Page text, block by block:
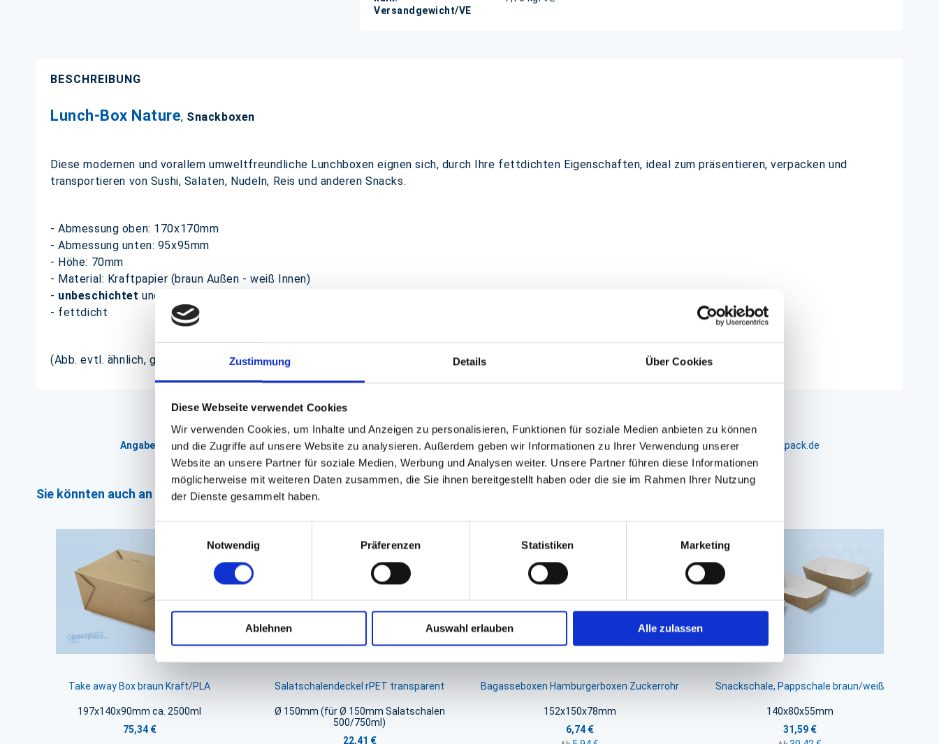
Zustimmung Details Über Cookies
Diese Webseite verwendet Cookies
Wir verwenden Cookies, um Inhalte und Anzeigen zu personalisieren, Funktionen für soziale Medien anbieten zu können
und die Zugriffe auf unsere Website zu analysieren. Außerdem geben wir Informationen zu Ihrer Verwendung unserer
Website an unsere Partner für soziale Medien, Werbung und Analysen weiter. Unsere Partner führen diese Informationen
möglicherweise mit weiteren Daten zusammen, die Sie ihnen bereitgestellt haben oder die sie im Rahmen Ihrer Nutzung
der Dienste gesammelt haben.
Einwilligungsauswahl
Notwendig
Präferenzen Statistiken Marketing
Ablehnen Auswahl erlauben Alle zulassen
Versandgewicht/VE
BESCHREIBUNG
Lunch-Box Nature, Snackboxen
Diese modernen und vorallem umweltfreundliche Lunchboxen eignen sich, durch Ihre fettdichten Eigenschaften, ideal zum präsentieren, verpacken und
transportieren von Sushi, Salaten, Nudeln, Reis und anderen Snacks.
- Abmessung oben: 170x170mm
- Abmessung unten: 95x95mm
- Höhe: 70mm
- Material: Kraftpapier (braun Außen - weiß Innen)
- unbeschichtet und somit zu
- fettdicht
(Abb. evtl. ähnlich, ggf. ohne Dekoration)
Angaben zur Informationspflichten der GPSR Produktsicherheitsverordnung:packpack.de GmbH, Am Bullhamm 24-26, D-26441 Jever, info@packpack.de
Sie könnten auch an folgenden Artikeln interessiert sein
Take away Box braun Kraft/PLA
197x140x90mm ca. 2500ml
75,34 €
Salatschalendeckel rPET transparent
Ø 150mm (für Ø 150mm Salatschalen
500/750ml)
22,41 €
Bagasseboxen Hamburgerboxen Zuckerrohr
152x150x78mm
6,74 €
Snackschale, Pappschale braun/weiß
140x80x55mm
31,59 €